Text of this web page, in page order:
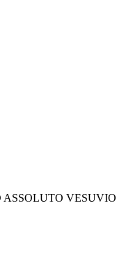
VESUVIO